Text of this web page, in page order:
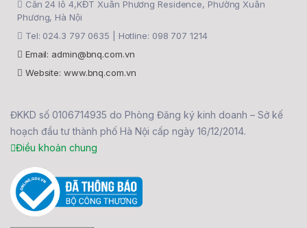
Căn 24 lô 4,KĐT Xuân Phương Residence, Phường Xuân
Phương, Hà Nội
Tel: 024.3 797 0635 | Hotline: 098 707 1214
Email: admin@bnq.com.vn
Website: www.bnq.com.vn
ĐKKD số 0106714935 do Phòng Đăng ký kinh doanh – Sở kế
hoạch đầu tư thành phố Hà Nội cấp ngày 16/12/2014.
Điều khoản chung